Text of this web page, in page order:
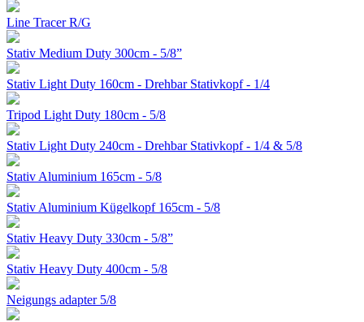
Line Tracer R/G
Stativ Medium Duty 300cm - 5/8”
Stativ Light Duty 160cm - Drehbar Stativkopf - 1/4
Tripod Light Duty 180cm - 5/8
Stativ Light Duty 240cm - Drehbar Stativkopf - 1/4 & 5/8
Stativ Aluminium 165cm - 5/8
Stativ Aluminium Kügelkopf 165cm - 5/8
Stativ Heavy Duty 330cm - 5/8”
Stativ Heavy Duty 400cm - 5/8
Neigungs adapter 5/8